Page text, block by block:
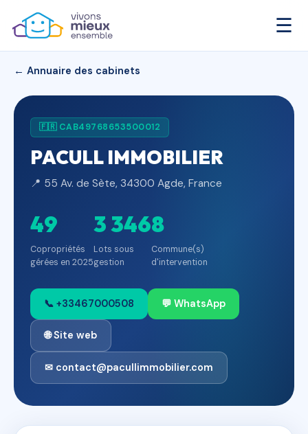
☰
← Annuaire des cabinets
🇫🇷 CAB49768653500012
PACULL IMMOBILIER
📍 55 Av. de Sète, 34300 Agde, France
49
Copropriétés
gérées en 2025
3 346
Lots sous
gestion
8
Commune(s)
d'intervention
📞 +33467000508 💬 WhatsApp
🌐 Site web
✉ contact@pacullimmobilier.com